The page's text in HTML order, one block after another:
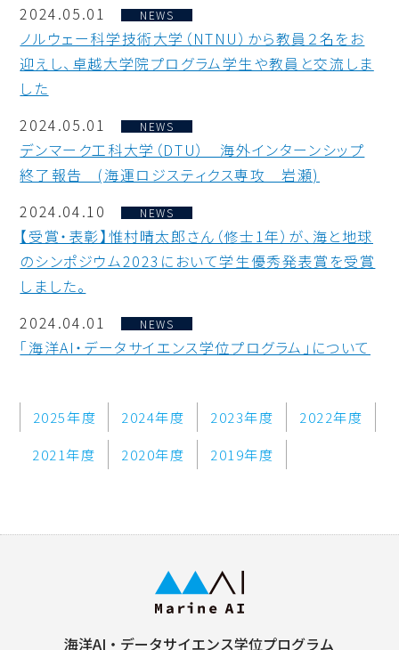
2024.05.01
NEWS
ノルウェー科学技術大学（NTNU）から教員２名をお
迎えし、卓越大学院プログラム学生や教員と交流しま
した
2024.05.01
NEWS
デンマーク工科大学（DTU） 海外インターンシップ
終了報告 (海運ロジスティクス専攻 岩瀬)
2024.04.10
NEWS
【受賞・表彰】惟村晴太郎さん（修士1年）が、海と地球
のシンポジウム2023において学生優秀発表賞を受賞
しました。
2024.04.01
NEWS
「海洋AI・データサイエンス学位プログラム」について
2025年度 2024年度 2023年度
2022年度
2021年度
2020年度 2019年度
海洋AI・データサイエンス学位プログラム